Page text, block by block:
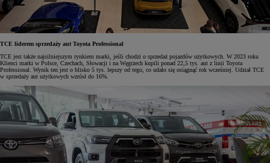
TCE liderem sprzedaży aut Toyota Professional
TCE jest także najsilniejszym rynkiem marki, jeśli chodzi o sprzedaż pojazdów użytkowych. W 2023 roku
Klienci marki w Polsce, Czechach, Słowacji i na Węgrzech kupili ponad 22,5 tys. aut z linii Toyota
Professional. Wynik ten jest o blisko 5 tys. lepszy od tego, co udało się osiągnąć rok wcześniej. Udział TCE
w sprzedaży aut użytkowych wzrósł do 16%.